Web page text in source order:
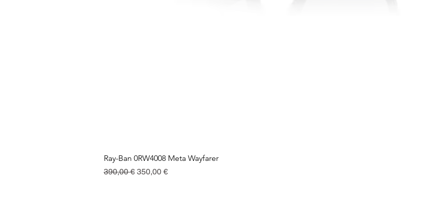
Ray-Ban 0RW4008 Meta Wayfarer
Standardpreis
390,00 € Sale-Preis
350,00 €